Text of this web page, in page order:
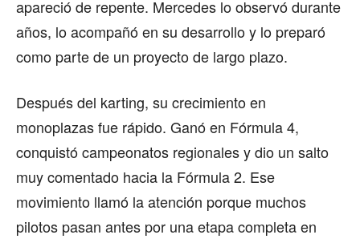
apareció de repente. Mercedes lo observó durante
años, lo acompañó en su desarrollo y lo preparó
como parte de un proyecto de largo plazo.
Después del karting, su crecimiento en
monoplazas fue rápido. Ganó en Fórmula 4,
conquistó campeonatos regionales y dio un salto
muy comentado hacia la Fórmula 2. Ese
movimiento llamó la atención porque muchos
pilotos pasan antes por una etapa completa en